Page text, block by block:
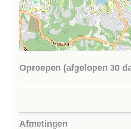
Oproepen (afgelopen 30
Afmetingen